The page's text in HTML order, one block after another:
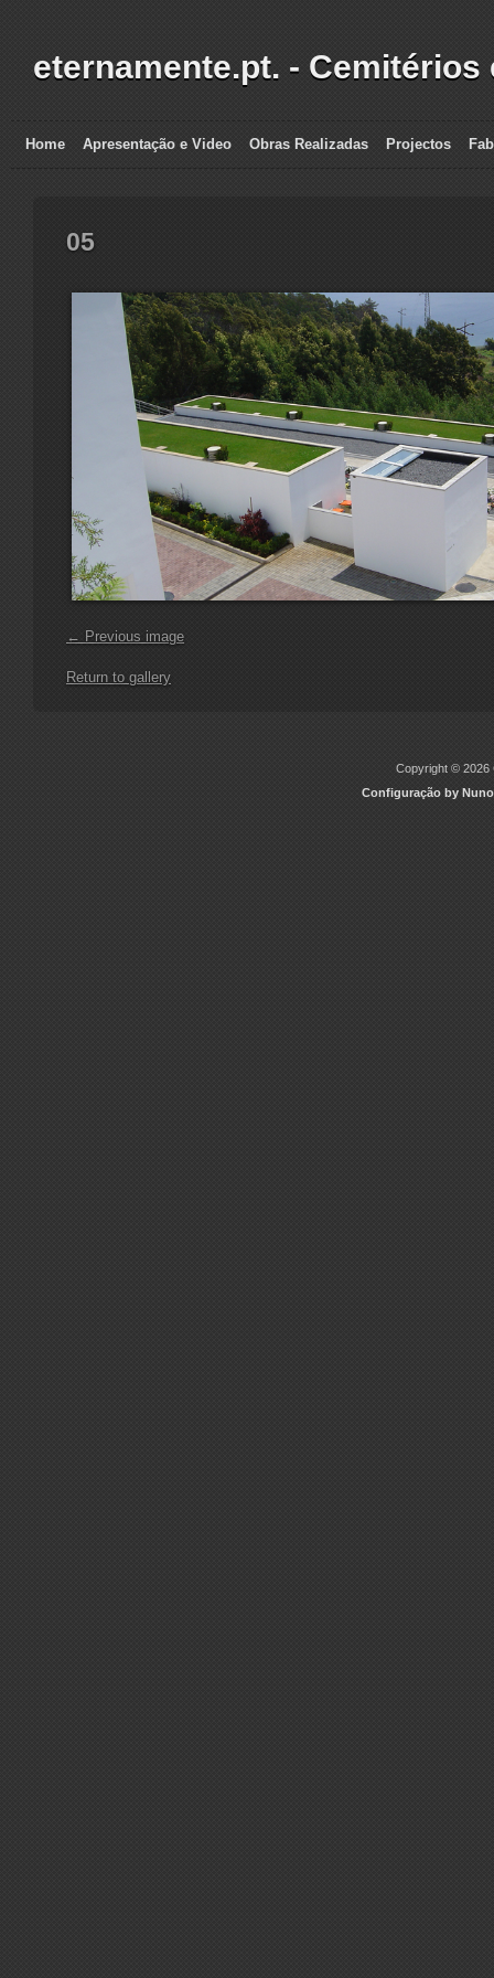
eternamente.pt. - Cemitérios
Home Apresentação e Video Obras Realizadas Projectos
05
← Previous image
Return to gallery
Copyright © 2026
Configuração by